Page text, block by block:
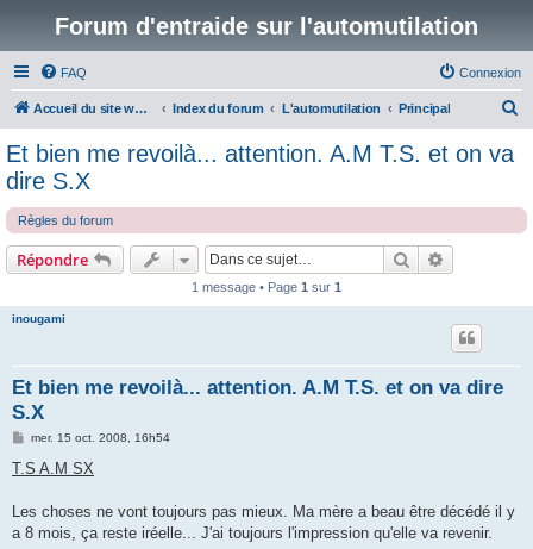
Forum d'entraide sur l'automutilation
FAQ Connexion
Accueil du site www.automutilations.info Index du forum L'automutilation Principal
h
r
Et bien me revoilà... attention. A.M T.S. et on va
dire S.X
Règles du forum
Répondre Rechercher
1 message • Page 1 sur 1
inougami
Et bien me revoilà... attention. A.M T.S. et on va dire
S.X
M
s
s
g
mer. 15 oct. 2008, 16h54
T.S A.M SX
Les choses ne vont toujours pas mieux. Ma mère a beau être décédé il y
a 8 mois, ça reste iréelle... J'ai toujours l'impression qu'elle va revenir.